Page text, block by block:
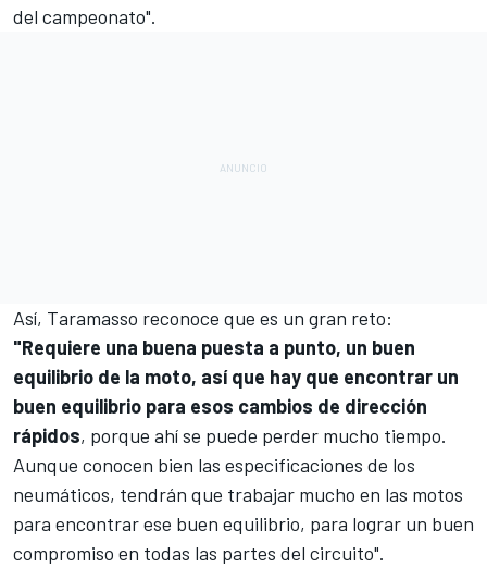
del campeonato".
Así, Taramasso reconoce que es un gran reto:
"Requiere una buena puesta a punto, un buen
equilibrio de la moto, así que hay que encontrar un
buen equilibrio para esos cambios de dirección
rápidos, porque ahí se puede perder mucho tiempo.
Aunque conocen bien las especificaciones de los
neumáticos, tendrán que trabajar mucho en las motos
para encontrar ese buen equilibrio, para lograr un buen
compromiso en todas las partes del circuito".